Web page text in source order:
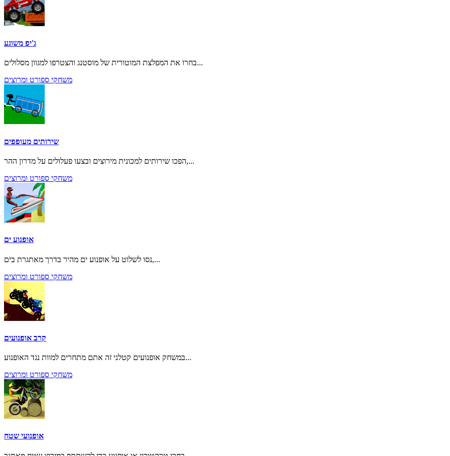
ג'יפ משוגע
בחרו את המפלצת המוטורית של מוסטנג והצטרפו למגוון מסלולים...
משחקי ספורט ומרוצים
שירותים מעופפים
הפכו שירותים למכונית מירוצים ובצעו פעלולים על מדרון ההר,...
משחקי ספורט ומרוצים
אופנוע ים
נסו לשלוט על אופנוע ים מהיר בדרך מאתגרת בים,...
משחקי ספורט ומרוצים
קרב אופנועים
במשחק אופנועים קטלני זה אתם מתחרים למוות נגד האופנוע...
משחקי ספורט ומרוצים
אופנועי שטח